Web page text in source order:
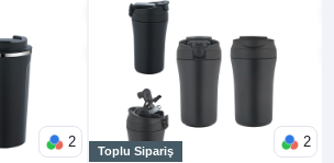
2
Toplu Sipariş
2